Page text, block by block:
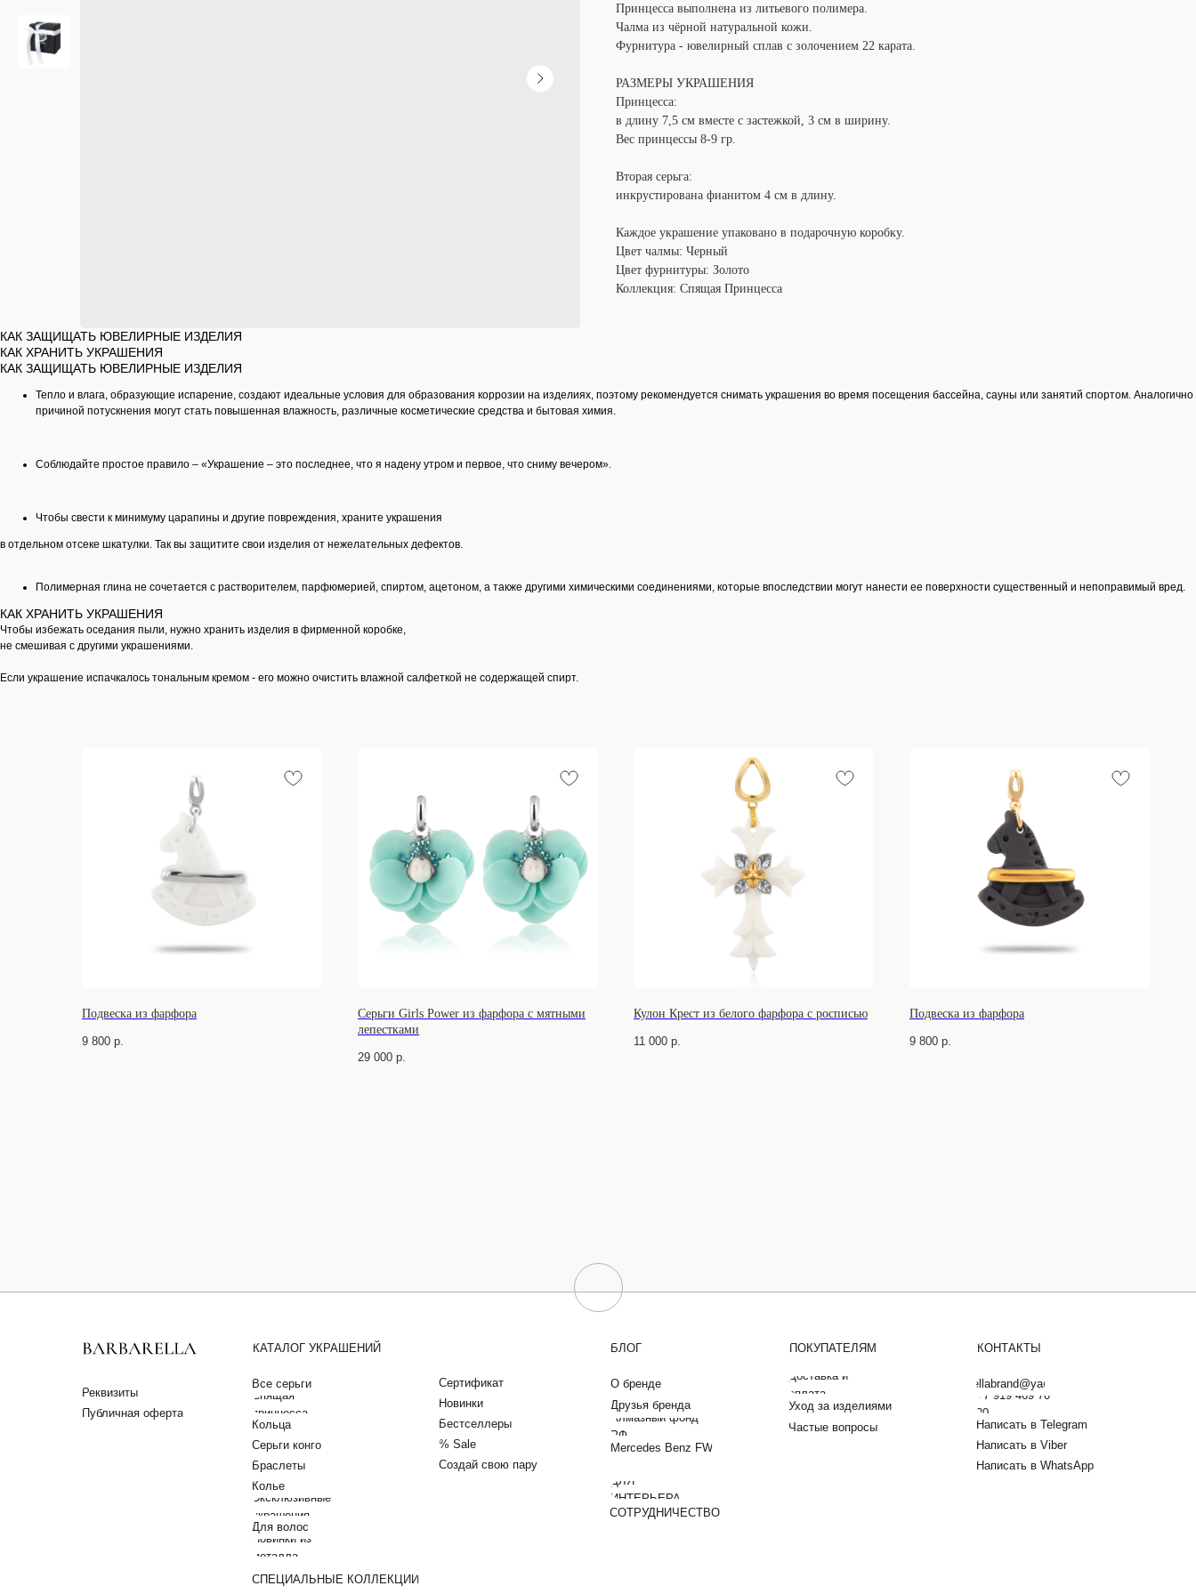
Принцесса выполнена из литьевого полимера.
Чалма из чёрной натуральной кожи.
Фурнитура - ювелирный сплав с золочением 22 карата.
РАЗМЕРЫ УКРАШЕНИЯ
Принцесса:
в длину 7,5 см вместе с застежкой, 3 см в ширину.
Вес принцессы 8-9 гр.
Вторая серьга:
инкрустирована фианитом 4 см в длину.
Каждое украшение упаковано в подарочную коробку.
Цвет чалмы: Черный
Цвет фурнитуры: Золото
Коллекция: Спящая Принцесса
КАК ЗАЩИЩАТЬ ЮВЕЛИРНЫЕ ИЗДЕЛИЯ
КАК ХРАНИТЬ УКРАШЕНИЯ
КАК ЗАЩИЩАТЬ ЮВЕЛИРНЫЕ ИЗДЕЛИЯ
Тепло и влага, образующие испарение, создают идеальные условия для образования коррозии на изделиях, поэтому рекомендуется снимать украшения во время посещения бассейна, сауны или занятий спортом. Аналогично
причиной потускнения могут стать повышенная влажность, различные косметические средства и бытовая химия.
Соблюдайте простое правило – «Украшение – это последнее, что я надену утром и первое, что сниму вечером».
Чтобы свести к минимуму царапины и другие повреждения, храните украшения
в отдельном отсеке шкатулки. Так вы защитите свои изделия от нежелательных дефектов.
Полимерная глина не сочетается с растворителем, парфюмерией, спиртом, ацетоном, а также другими химическими соединениями, которые впоследствии могут нанести ее поверхности существенный и непоправимый вред.
КАК ХРАНИТЬ УКРАШЕНИЯ
Чтобы избежать оседания пыли, нужно хранить изделия в фирменной коробке,
не смешивая с другими украшениями.
Если украшение испачкалось тональным кремом - его можно очистить влажной салфеткой не содержащей спирт.
Подвеска из фарфора
9 800 р.
Серьги Girls Power из фарфора с мятными
лепестками
29 000 р.
Кулон Крест из белого фарфора с росписью
11 000 р.
Подвеска из фарфора
9 800 р.
Спящая
принцесса
КАТАЛОГ УКРАШЕНИЙ
Кольца
Все серьги
ПОКУПАТЕЛЯМ
Алмазный фонд
РФ
Друзья бренда
О бренде
Mercedes Benz FW
Серьги конго
Браслеты
Создай свою пару
Колье
Эксклюзивные
украшения
Новинки из
металла
Сертификат
Новинки
Бестселлеры
% Sale
БЛОГ
СПЕЦИАЛЬНЫЕ КОЛЛЕКЦИИ
ДЛЯ
ИНТЕРЬЕРА
Частые вопросы
Уход за изделиями
Доставка и
оплата
СОТРУДНИЧЕСТВО
Написать в Telegram
+7 919 469 70
20
barbarellabrand@yandex.ru
Написать в Viber
КОНТАКТЫ
Написать в WhatsApp
Публичная оферта
Реквизиты
Для волос